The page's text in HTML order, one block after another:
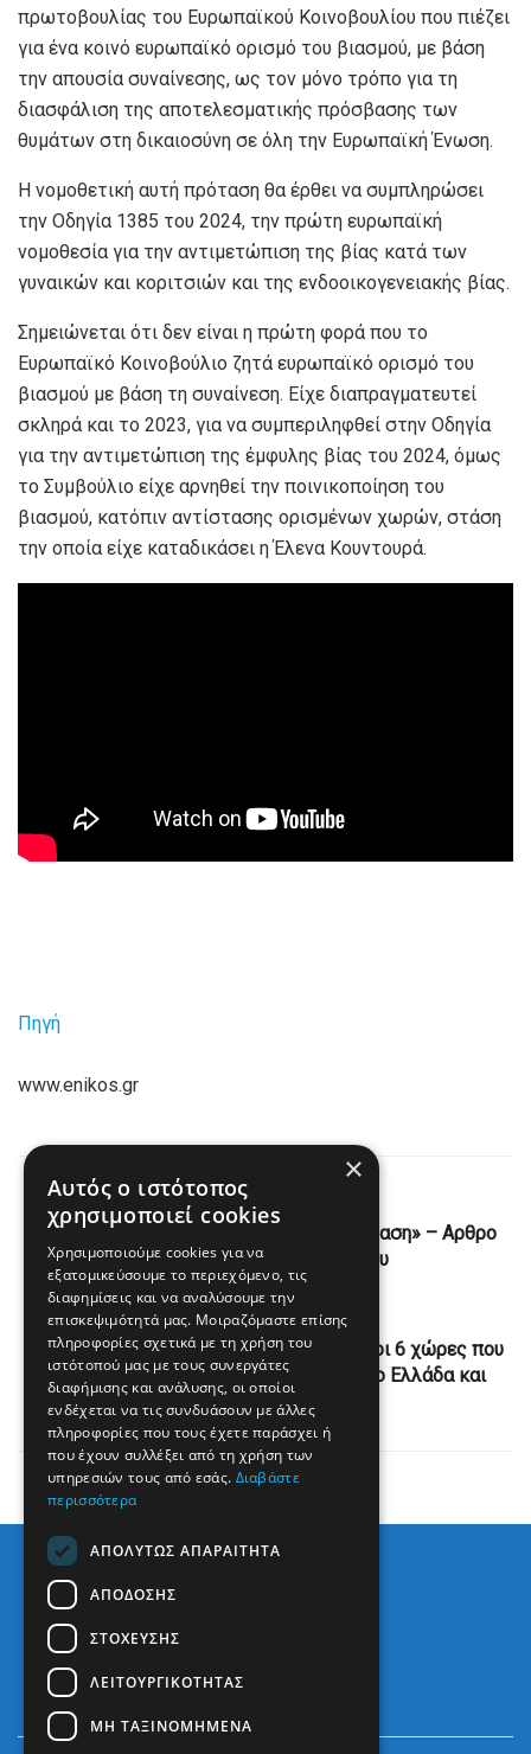
πρωτοβουλίας του Ευρωπαϊκού Κοινοβουλίου που πιέζει
για ένα κοινό ευρωπαϊκό ορισμό του βιασμού, με βάση
την απουσία συναίνεσης, ως τον μόνο τρόπο για τη
διασφάλιση της αποτελεσματικής πρόσβασης των
θυμάτων στη δικαιοσύνη σε όλη την Ευρωπαϊκή Ένωση.
Η νομοθετική αυτή πρόταση θα έρθει να συμπληρώσει
την Οδηγία 1385 του 2024, την πρώτη ευρωπαϊκή
νομοθεσία για την αντιμετώπιση της βίας κατά των
γυναικών και κοριτσιών και της ενδοοικογενειακής βίας.
Σημειώνεται ότι δεν είναι η πρώτη φορά που το
Ευρωπαϊκό Κοινοβούλιο ζητά ευρωπαϊκό ορισμό του
βιασμού με βάση τη συναίνεση. Είχε διαπραγματευτεί
σκληρά και το 2023, για να συμπεριληφθεί στην Οδηγία
για την αντιμετώπιση της έμφυλης βίας του 2024, όμως
το Συμβούλιο είχε αρνηθεί την ποινικοποίηση του
βιασμού, κατόπιν αντίστασης ορισμένων χωρών, στάση
την οποία είχε καταδικάσει η Έλενα Κουντουρά.
Πηγή
www.enikos.gr
Previous Post
«Μεγάλη αναταραχή, περίπλοκη κατάσταση» – Αρθρο
του Μπάμπη Παπαδημητρίου
Next Post
Προκαλεί ο Τζιχάτ Γιαϊτζί: «Αυτές είναι οι 6 χώρες που
στοχοποιούν την Τουρκία» – Στο κάδρο Ελλάδα και
Κύπρος
×
Αυτός ο ιστότοπος
χρησιμοποιεί cookies
Χρησιμοποιούμε cookies για να
εξατομικεύσουμε το περιεχόμενο, τις
διαφημίσεις και να αναλύσουμε την
επισκεψιμότητά μας. Μοιραζόμαστε επίσης
πληροφορίες σχετικά με τη χρήση του
ιστότοπού μας με τους συνεργάτες
διαφήμισης και ανάλυσης, οι οποίοι
ενδέχεται να τις συνδυάσουν με άλλες
πληροφορίες που τους έχετε παράσχει ή
που έχουν συλλέξει από τη χρήση των
υπηρεσιών τους από εσάς. Διαβάστε
περισσότερα
ΑΠΟΛΎΤΩΣ ΑΠΑΡΑΊΤΗΤΑ
ΑΠΌΔΟΣΗΣ
ΣΤΌΧΕΥΣΗΣ
ΛΕΙΤΟΥΡΓΙΚΌΤΗΤΑΣ
ΜΗ ΤΑΞΙΝΟΜΗΜΈΝΑ